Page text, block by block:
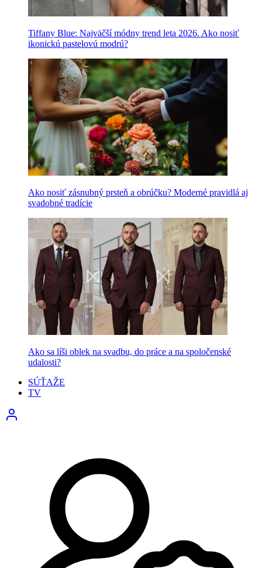
Tiffany Blue: Najväčší módny trend leta 2026. Ako nosiť
ikonickú pastelovú modrú?
Ako nosiť zásnubný prsteň a obrúčku? Moderné pravidlá aj
svadobné tradície
Ako sa líši oblek na svadbu, do práce a na spoločenské
udalosti?
SÚŤAŽE
TV